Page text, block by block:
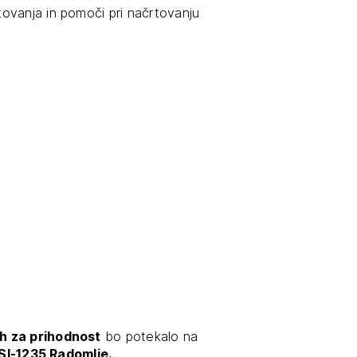
in pomoči pri načrtovanju
za prihodnost bo potekalo na